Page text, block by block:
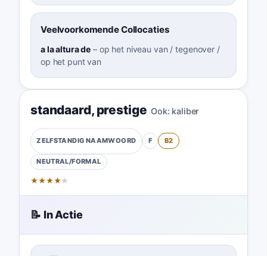
Veelvoorkomende Collocaties
a la altura de – op het niveau van / tegenover /
op het punt van
standaard, prestige Ook: kaliber
ZELFSTANDIG NAAMWOORD F B2
NEUTRAL/FORMAL
★★★★★
📝 In Actie